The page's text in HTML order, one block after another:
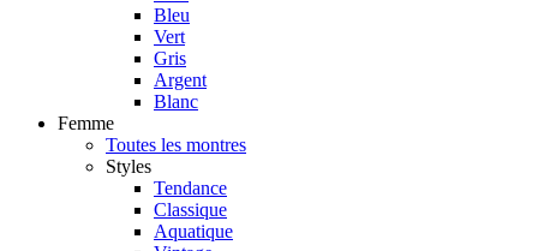
Bleu
Vert
Gris
Argent
Blanc
Femme
Toutes les montres
Styles
Tendance
Classique
Aquatique